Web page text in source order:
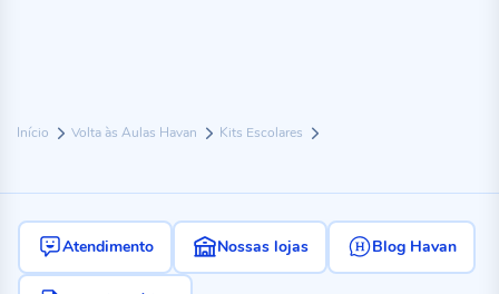
Início Volta às Aulas Havan Kits Escolares
Atendimento Nossas lojas Blog Havan